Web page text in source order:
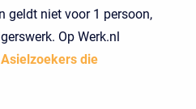
geldt niet voor 1 persoon,
Op Werk.nl
Asielzoekers die